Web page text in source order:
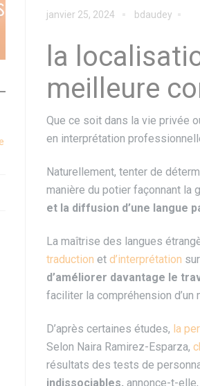
janvier 25, 2024 bdaudey
la
meilleure
Que ce soit dans la vie privée
en interprétation
Naturellement, tenter de
manière du potier façonnant la
et la diffusion d’une langue
La maîtrise des langues
traduction et d’interprétation
d’améliorer davantage le
faciliter la compréhension d’un
D’après certaines études, la
Selon Naira Ramirez-Esparza,
résultats des tests de
indissociables, annonce-t-